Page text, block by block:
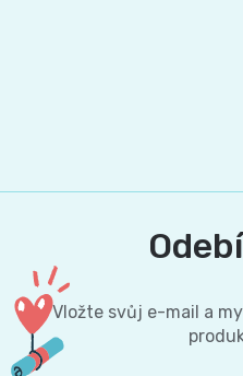
Vložte svůj e-mail a